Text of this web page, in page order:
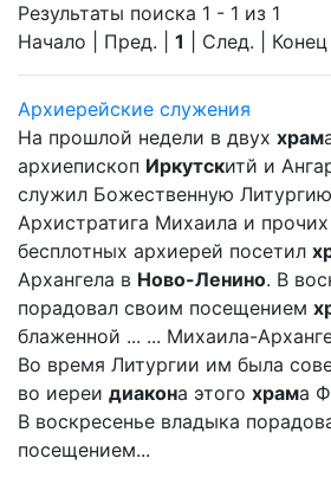
Результаты поиска 1 - 1 из 1
Начало | Пред. | 1 | След. | Конец
Архиерейские служения
На прошлой недели в двух храм
архиепископ Иркутскитй и
служил Божественную
Архистратига Михаила и
бесплотных архиерей посетил
Архангела в Ново-Ленино. В
порадовал своим посещением
блаженной ... ... Михаила-
Во время Литургии им была
во иереи диакона этого храма
В воскресенье владыка
посещением...